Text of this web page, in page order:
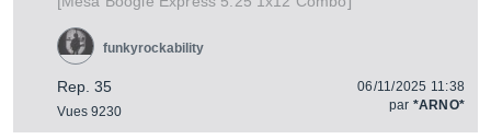
Rep. 35
Vues 9230
funkyrockability
06/11/2025 11:38
par *ARNO*